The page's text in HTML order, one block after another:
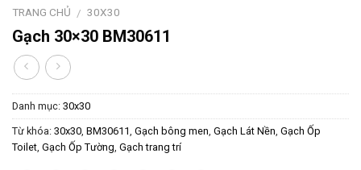
TRANG CHỦ / 30X30
Gạch 30×30 BM30611
Danh mục: 30x30
Từ khóa: 30x30, BM30611, Gạch bông men, Gạch Lát Nền, Gạch Ốp
Toilet, Gạch Ốp Tường, Gạch trang trí